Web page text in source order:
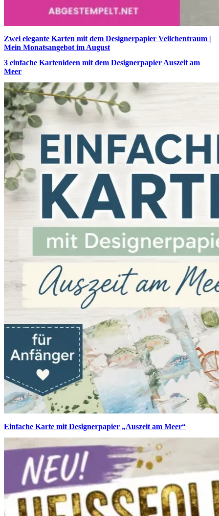
Zwei elegante Karten mit dem Designerpapier Veilchentraum |
Mein Monatsangebot im August
3 einfache Kartenideen mit dem Designerpapier Auszeit am
Meer
Einfache Karte mit Designerpapier „Auszeit am Meer“